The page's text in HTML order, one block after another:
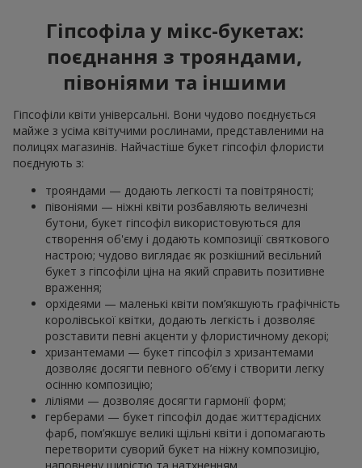
Гіпсофіла у мікс-букетах:
поєднання з трояндами,
півоніями та іншими
Гіпсофіли квіти універсальні. Вони чудово поєднується
майже з усіма квітучими рослинами, представленими на
полицях магазинів. Найчастіше букет гіпсофіл флористи
поєднують з:
трояндами — додають легкості та повітряності;
півоніями — ніжні квіти розбавляють величезні
бутони, букет гіпсофіл використовуються для
створення об'єму і додають композиції святкового
настрою; чудово виглядає як розкішний весільний
букет з гіпсофіли ціна на який справить позитивне
враження;
орхідеями — маленькі квіти пом’якшують графічність
королівської квітки, додають легкість і дозволяє
розставити певні акценти у флористичному декорі;
хризантемами — букет гіпсофіл з хризантемами
дозволяє досягти певного об’єму і створити легку
осінню композицію;
ліліями — дозволяє досягти гармонії форм;
герберами — букет гіпсофіл додає життєрадісних
фарб, пом’якшує великі щільні квіти і допомагають
перетворити суворий букет на ніжну композицію,
наповнену щирістю та натхненням.